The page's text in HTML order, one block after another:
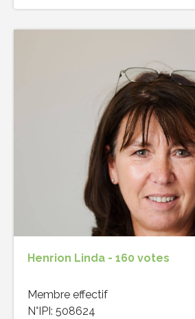
Henrion Linda - 160 votes
Membre effectif
N°IPI: 508624